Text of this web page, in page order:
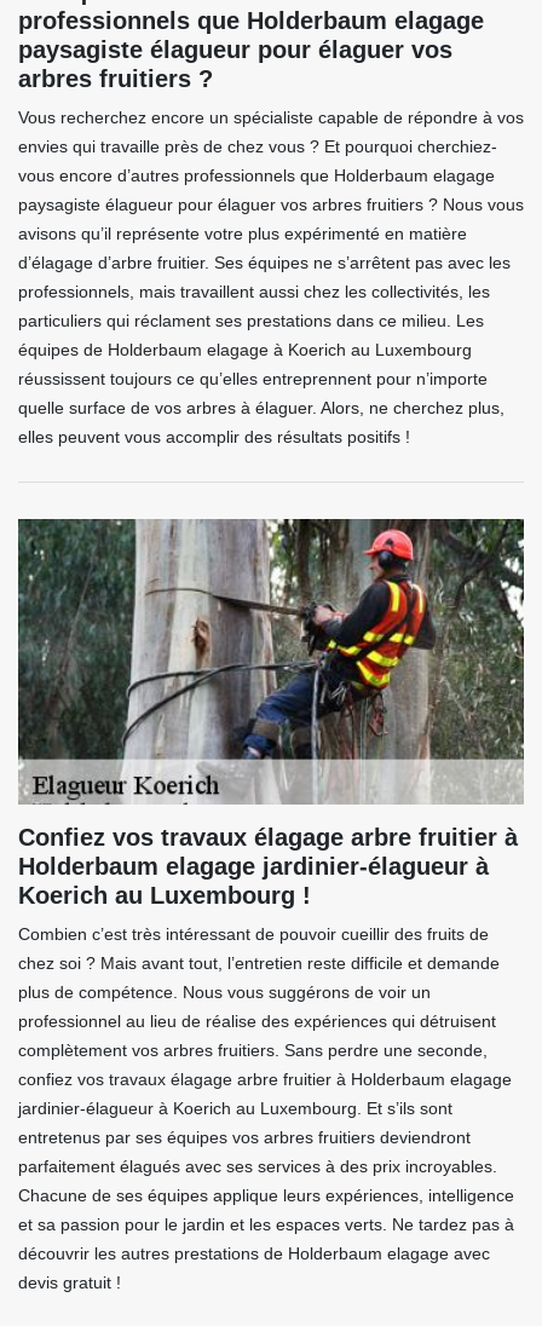
professionnels que Holderbaum elagage
paysagiste élagueur pour élaguer vos
arbres fruitiers ?
Vous recherchez encore un spécialiste capable de répondre à vos
envies qui travaille près de chez vous ? Et pourquoi cherchiez-
vous encore d’autres professionnels que Holderbaum elagage
paysagiste élagueur pour élaguer vos arbres fruitiers ? Nous vous
avisons qu’il représente votre plus expérimenté en matière
d’élagage d’arbre fruitier. Ses équipes ne s’arrêtent pas avec les
professionnels, mais travaillent aussi chez les collectivités, les
particuliers qui réclament ses prestations dans ce milieu. Les
équipes de Holderbaum elagage à Koerich au Luxembourg
réussissent toujours ce qu’elles entreprennent pour n’importe
quelle surface de vos arbres à élaguer. Alors, ne cherchez plus,
elles peuvent vous accomplir des résultats positifs !
Confiez vos travaux élagage arbre fruitier à
Holderbaum elagage jardinier-élagueur à
Koerich au Luxembourg !
Combien c’est très intéressant de pouvoir cueillir des fruits de
chez soi ? Mais avant tout, l’entretien reste difficile et demande
plus de compétence. Nous vous suggérons de voir un
professionnel au lieu de réalise des expériences qui détruisent
complètement vos arbres fruitiers. Sans perdre une seconde,
confiez vos travaux élagage arbre fruitier à Holderbaum elagage
jardinier-élagueur à Koerich au Luxembourg. Et s’ils sont
entretenus par ses équipes vos arbres fruitiers deviendront
parfaitement élagués avec ses services à des prix incroyables.
Chacune de ses équipes applique leurs expériences, intelligence
et sa passion pour le jardin et les espaces verts. Ne tardez pas à
découvrir les autres prestations de Holderbaum elagage avec
devis gratuit !